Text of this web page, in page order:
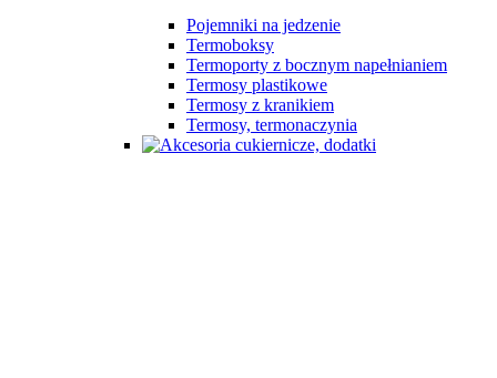
Pojemniki na jedzenie
Termoboksy
Termoporty z bocznym napełnianiem
Termosy plastikowe
Termosy z kranikiem
Termosy, termonaczynia